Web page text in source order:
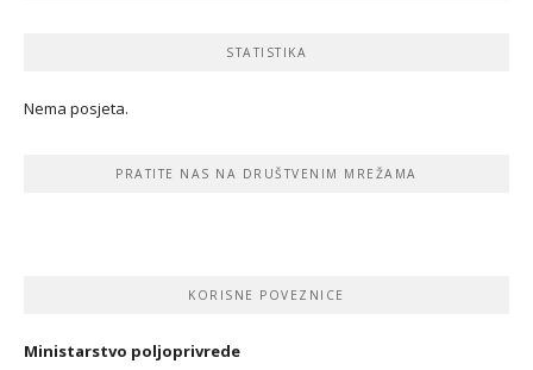
STATISTIKA
Nema posjeta.
PRATITE NAS NA DRUŠTVENIM MREŽAMA
KORISNE POVEZNICE
Ministarstvo poljoprivrede